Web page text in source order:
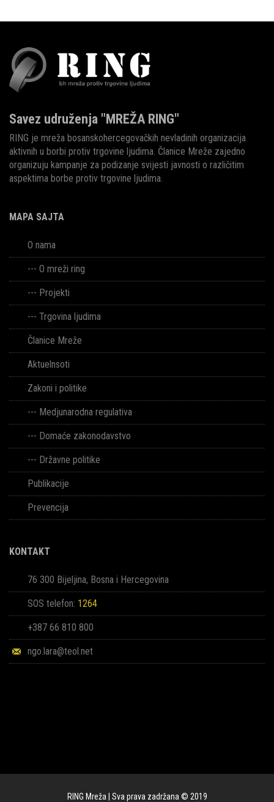
Savez udruženja "MREŽA RING"
RING je mreža bosanskohercegovačkih nevladinih organizacija
aktivnih u borbi protiv trgovine ljudima. Članice Mreže zajedno
organizuju kampanje za podizanje svijesti javnosti o različitim
aspektima borbe protiv trgovine ljudima.
MAPA SAJTA
O nama
--- O mreži ring
--- Projekti
--- Trgovina ljudima
Članice Mreže
Aktuelnsoti
Zakoni i politike
--- Medjunarodna regulativa
--- Domaće zakonodavstvo
--- Državne politike
Publikacije
Prevencija
KONTAKT
76 300 Bijeljina, Bosna i Hercegovina
SOS telefon: 1264
+387 66 810 800
ngo.lara@teol.net
RING Mreža | Sva prava zadržana © 2019